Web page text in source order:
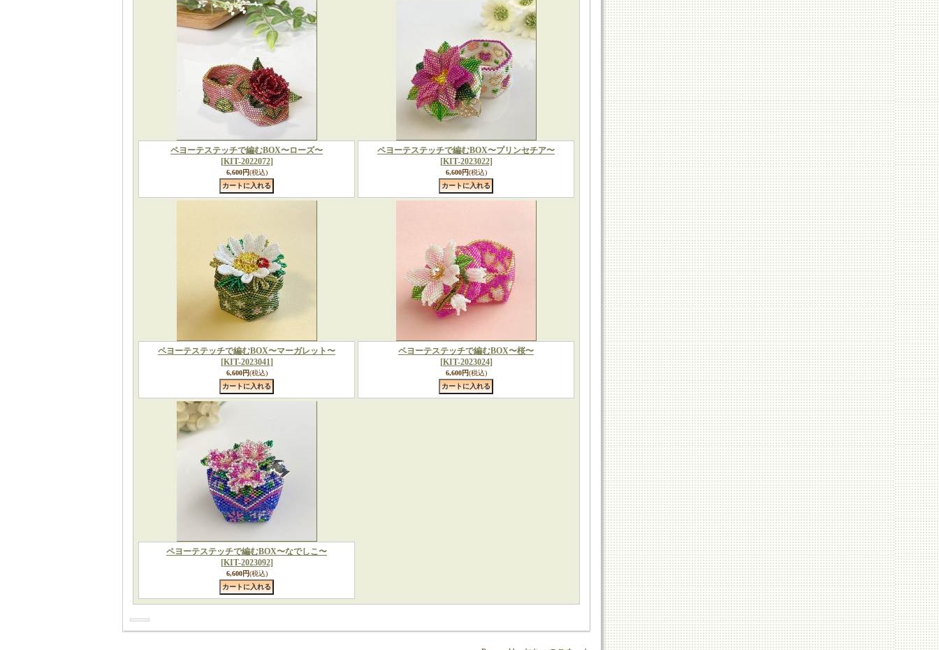
ペヨーテステッチで編むBOX〜ローズ〜
[KIT-2022072]
6,600円(税込)
ペヨーテステッチで編むBOX〜プリンセチア〜
[KIT-2023022]
6,600円(税込)
ペヨーテステッチで編むBOX〜マーガレット〜
[KIT-2023041]
6,600円(税込)
ペヨーテステッチで編むBOX〜桜〜
[KIT-2023024]
6,600円(税込)
ペヨーテステッチで編むBOX〜なでしこ〜
[KIT-2023092]
6,600円(税込)